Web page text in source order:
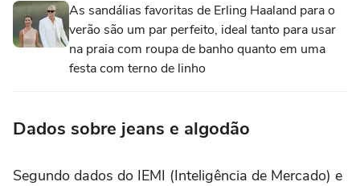
As sandálias favoritas de Erling Haaland para o
verão são um par perfeito, ideal tanto para usar
na praia com roupa de banho quanto em uma
festa com terno de linho
Dados sobre jeans e algodão
Segundo dados do IEMI (Inteligência de Mercado) e